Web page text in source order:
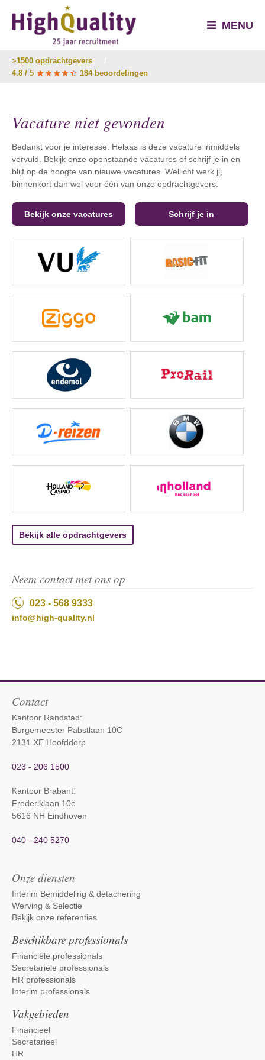
MENU
>1500 opdrachtgevers
4.8 / 5
184 beoordelingen
Vacature niet gevonden
Bedankt voor je interesse. Helaas is deze vacature inmiddels
vervuld. Bekijk onze openstaande vacatures of schrijf je in en
blijf op de hoogte van nieuwe vacatures. Wellicht werk jij
binnenkort dan wel voor één van onze opdrachtgevers.
Bekijk onze vacatures Schrijf je in
Bekijk alle opdrachtgevers
Neem contact met ons op
023 - 568 9333
info@high-quality.nl
Contact
Kantoor Randstad:
Burgemeester Pabstlaan 10C
2131 XE Hoofddorp
023 - 206 1500
Kantoor Brabant:
Frederiklaan 10e
5616 NH Eindhoven
040 - 240 5270
Onze diensten
Interim Bemiddeling & detachering
Werving & Selectie
Bekijk onze referenties
Beschikbare professionals
Financiële professionals
Secretariële professionals
HR professionals
Interim professionals
Vakgebieden
Financieel
Secretarieel
HR